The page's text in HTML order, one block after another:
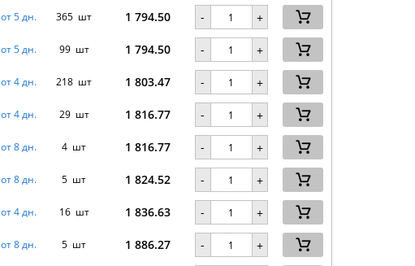
от 5 дн. 365 шт 1 794.50 - +
от 5 дн. 99 шт 1 794.50 - +
от 4 дн. 218 шт 1 803.47 - +
от 4 дн. 29 шт 1 816.77 - +
от 8 дн. 4 шт 1 816.77 - +
от 8 дн. 5 шт 1 824.52 - +
от 4 дн. 16 шт 1 836.63 - +
от 8 дн. 5 шт 1 886.27 - +